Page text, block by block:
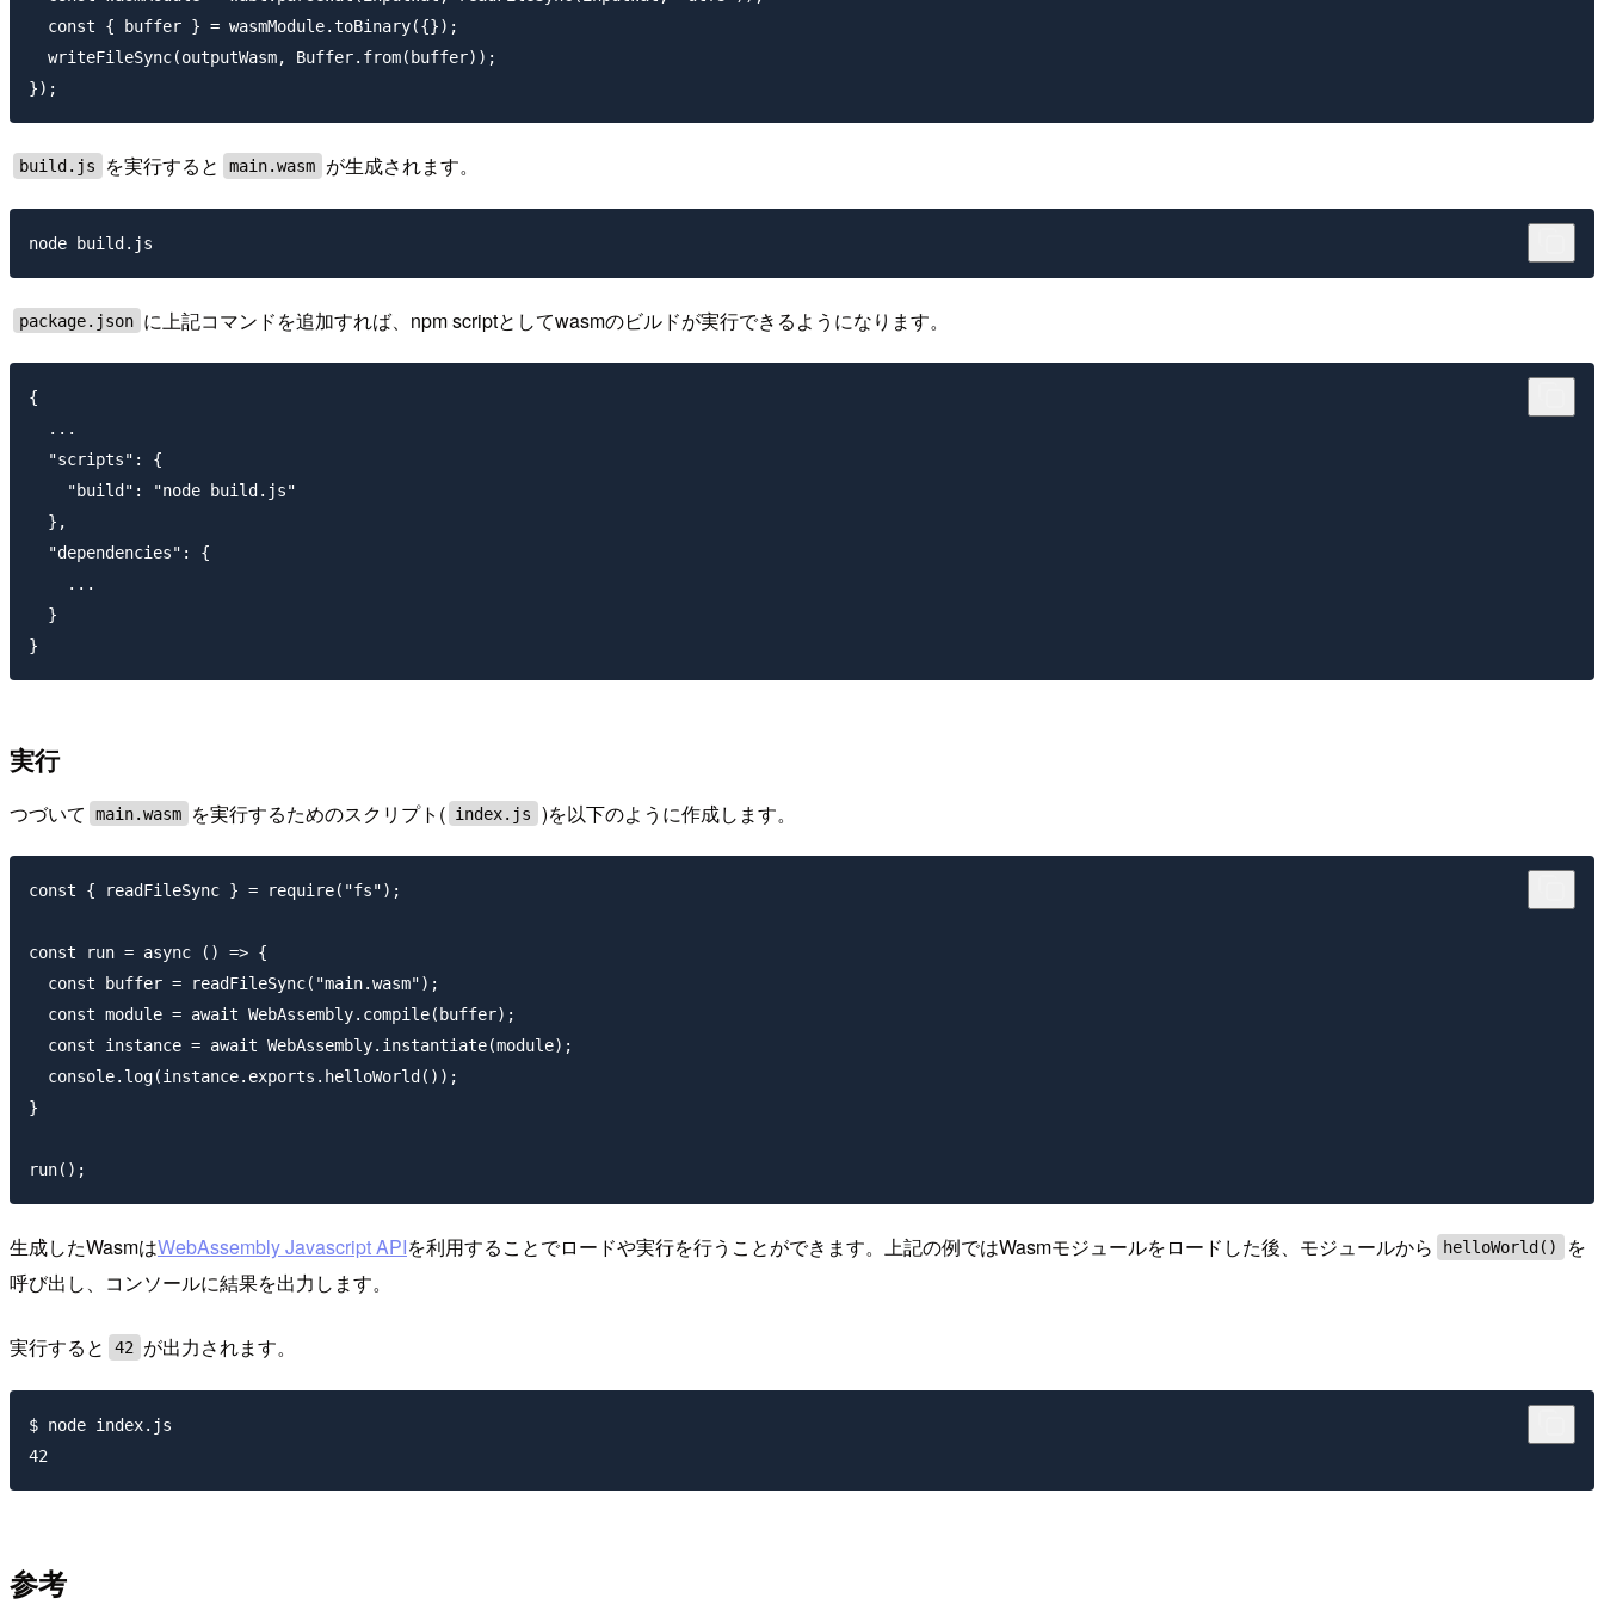
  const { buffer } = wasmModule.toBinary({});
  writeFileSync(outputWasm, Buffer.from(buffer));
build.js を実行すると main.wasm が生成されます。
package.json に上記コマンドを追加すれば、npm scriptとしてwasmのビルドが実行できるようになります。
{
  ...
  "scripts": {
    "build": "node build.js"
  },
  "dependencies": {
    ...
  }
実行
つづいて main.wasm を実行するためのスクリプト( index.js )を以下のように作成します。
const { readFileSync } = require("fs");
const run = async () => {
  const buffer = readFileSync("main.wasm");
  const module = await WebAssembly.compile(buffer);
  const instance = await WebAssembly.instantiate(module);
  console.log(instance.exports.helloWorld());
}
生成したWasmはWebAssembly Javascript APIを利用することでロードや実行を行うことができます。上記の例ではWasmモジュールをロードした後、モジュールから helloWorld()
を
呼び出し、コンソールに結果を出力します。
実行すると 42 が出力されます。
$ node index.js
参考